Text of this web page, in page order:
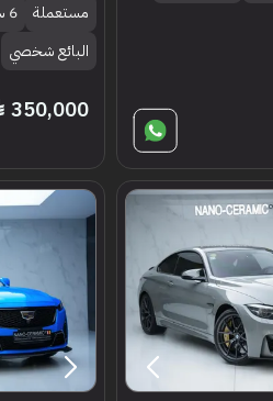
مستعملة 6 سلندرات
البائع شخصي
350,000